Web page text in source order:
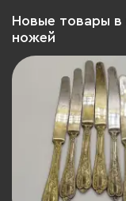
Новые товары в
ножей